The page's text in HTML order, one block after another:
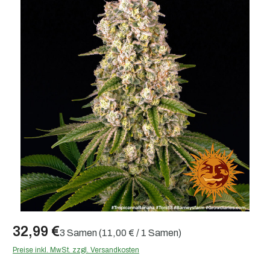
32,99 €3 Samen(11,00 € / 1 Samen)
Preise inkl. MwSt. zzgl. Versandkosten